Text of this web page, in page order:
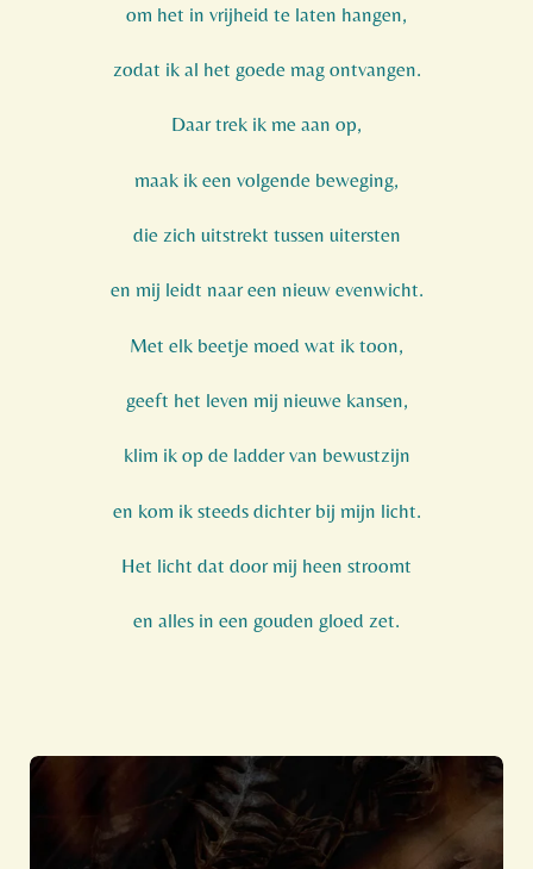
om het in vrijheid te laten hangen,
zodat ik al het goede mag ontvangen.
Daar trek ik me aan op,
maak ik een volgende beweging,
die zich uitstrekt tussen uitersten
en mij leidt naar een nieuw evenwicht.
Met elk beetje moed wat ik toon,
geeft het leven mij nieuwe kansen,
klim ik op de ladder van bewustzijn
en kom ik steeds dichter bij mijn licht.
Het licht dat door mij heen stroomt
en alles in een gouden gloed zet.